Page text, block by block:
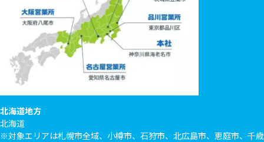
北海道地方
北海道
※対象エリアは札幌市全域、小樽市、石狩市、北広島市、恵庭市、千歳